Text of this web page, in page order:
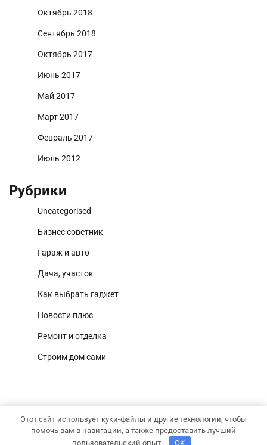
Октябрь 2018
Сентябрь 2018
Октябрь 2017
Июнь 2017
Май 2017
Март 2017
Февраль 2017
Июль 2012
Рубрики
Uncategorised
Бизнес советник
Гараж и авто
Дача, участок
Как выбрать гаджет
Новости плюс
Ремонт и отделка
Строим дом сами
Copyright © 2026Территория домаТема National
Adore Themes.
Этот сайт использует куки-файлы и другие технологии, чтобы
помочь вам в навигации, а также предоставить лучший
пользовательский опыт.
OK